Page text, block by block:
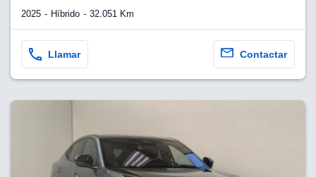
2025 Híbrido 32.051 Km
Llamar Contactar